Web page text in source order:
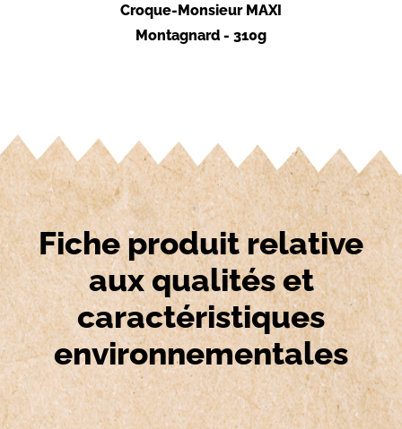
Croque-Monsieur MAXI
Montagnard - 310g
Fiche produit relative
aux qualités et
caractéristiques
environnementales